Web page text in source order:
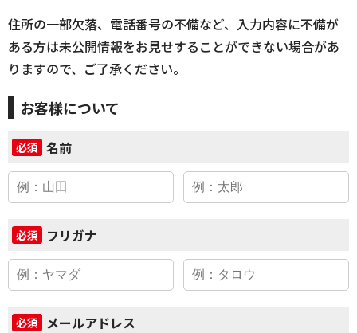
住所の一部欠落、電話番号の不備など、入力内容に不備が
ある方は未公開情報をお見せすることができない場合があ
りますので、ご了承ください。
お客様について
必須 名前
必須 フリガナ
必須 メールアドレス